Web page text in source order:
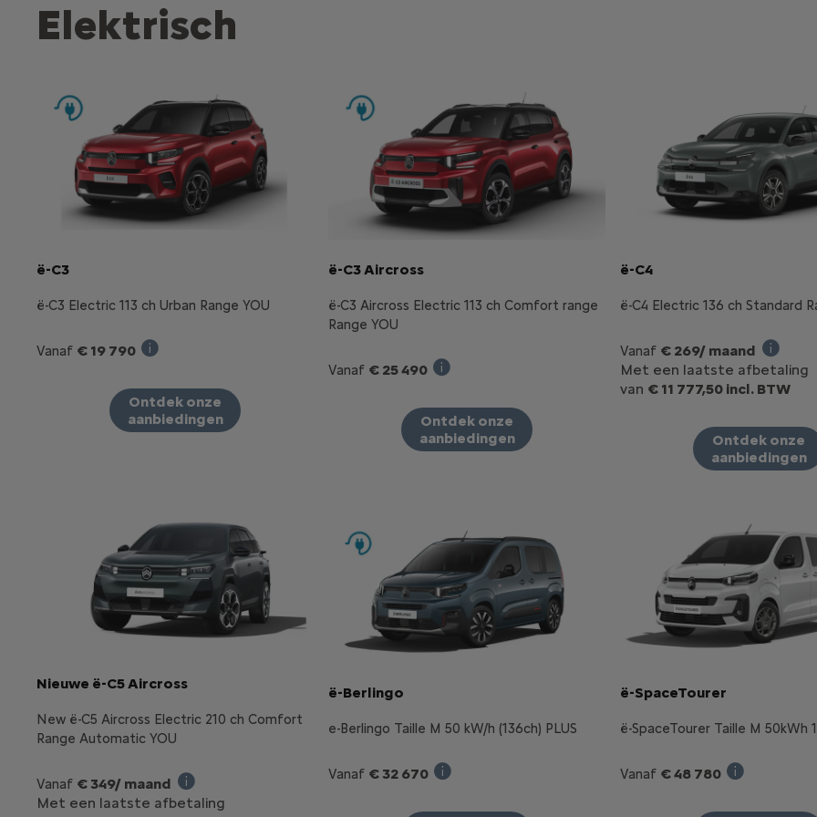
Elektrisch
ë-C3
ë-C3 Electric 113 ch Urban Range YOU
Vanaf € 19 790
Verkoopprijs incl. BTW bij aankoop van een ë-C3 Electric 113 pk Urban Range YOU zonder
Ontdek onze
aanbiedingen
ë-C3 Aircross
ë-C3 Aircross Electric 113 ch Comfort range
Range YOU
Vanaf € 25 490
Verkoopprijs incl. BTW bij aankoop van een ë-C3
Ontdek onze
aanbiedingen
ë-C4
ë-C4 Electric 136 ch Standard
Vanaf € 269/ maand
Met een laatste afbetaling
van € 11 777,50 incl. BTW
Ontdek onze
aanbiedingen
Nieuwe ë-C5 Aircross
New ë-C5 Aircross Electric 210 ch Comfort
Range Automatic YOU
Vanaf € 349/ maand
Illustratief voorbeeld van het product StretchFin Plus voor een New ë-C5 Aircross Electric
Met een laatste afbetaling
ë-Berlingo
e-Berlingo Taille M 50 kW/h (136ch) PLUS
Vanaf € 32 670
ë-SpaceTourer
ë-SpaceTourer Taille M 50kWh
Vanaf € 48 780